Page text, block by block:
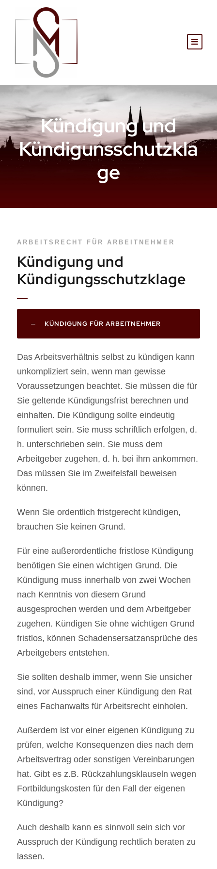
Kündigung und
Kündigunsschutzkla
ge
ARBEITSRECHT FÜR ARBEITNEHMER
Kündigung und
Kündigungsschutzklage
KÜNDIGUNG FÜR ARBEITNEHMER
Das Arbeitsverhältnis selbst zu kündigen kann
unkompliziert sein, wenn man gewisse
Voraussetzungen beachtet. Sie müssen die für
Sie geltende Kündigungsfrist berechnen und
einhalten. Die Kündigung sollte eindeutig
formuliert sein. Sie muss schriftlich erfolgen, d.
h. unterschrieben sein. Sie muss dem
Arbeitgeber zugehen, d. h. bei ihm ankommen.
Das müssen Sie im Zweifelsfall beweisen
können.
Wenn Sie ordentlich fristgerecht kündigen,
brauchen Sie keinen Grund.
Für eine außerordentliche fristlose Kündigung
benötigen Sie einen wichtigen Grund. Die
Kündigung muss innerhalb von zwei Wochen
nach Kenntnis von diesem Grund
ausgesprochen werden und dem Arbeitgeber
zugehen. Kündigen Sie ohne wichtigen Grund
fristlos, können Schadensersatzansprüche des
Arbeitgebers entstehen.
Sie sollten deshalb immer, wenn Sie unsicher
sind, vor Ausspruch einer Kündigung den Rat
eines Fachanwalts für Arbeitsrecht einholen.
Außerdem ist vor einer eigenen Kündigung zu
prüfen, welche Konsequenzen dies nach dem
Arbeitsvertrag oder sonstigen Vereinbarungen
hat. Gibt es z.B. Rückzahlungsklauseln wegen
Fortbildungskosten für den Fall der eigenen
Kündigung?
Auch deshalb kann es sinnvoll sein sich vor
Ausspruch der Kündigung rechtlich beraten zu
lassen.